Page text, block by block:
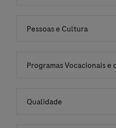
Pessoas e Cultura
Qualidade